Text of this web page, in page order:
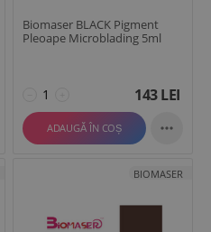
Biomaser BLACK Pigment
Pleoape Microblading 5ml
143LEI
ADAUGĂ ÎN COȘ 
BIOMASER